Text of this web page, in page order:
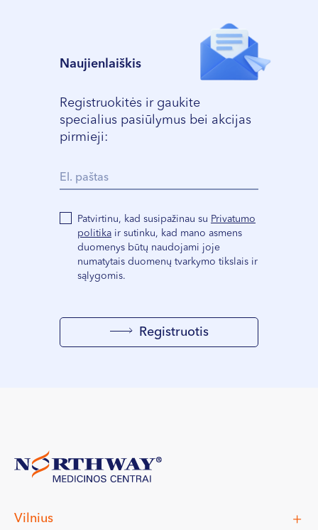
Naujienlaiškis
Registruokitės ir gaukite
specialius pasiūlymus bei akcijas
pirmieji:
Patvirtinu, kad susipažinau su Privatumo
politika ir sutinku, kad mano asmens
duomenys būtų naudojami joje
numatytais duomenų tvarkymo tikslais ir
sąlygomis.
Registruotis
Vilnius